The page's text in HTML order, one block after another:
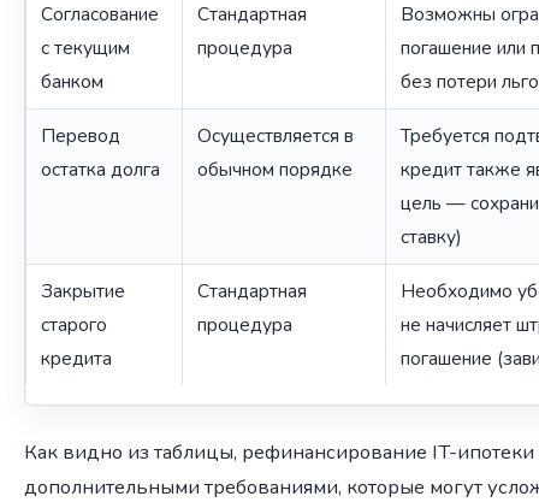
Согласование
с текущим
банком
Стандартная
процедура
Возможны
погашение или
без потери
Перевод
остатка долга
Осуществляется в
обычном порядке
Требуется
кредит также
цель —
ставку)
Закрытие
старого
кредита
Стандартная
процедура
Необходимо
не начисляет
погашение
Как видно из таблицы, рефинансирование IT-
дополнительными требованиями, которые могут